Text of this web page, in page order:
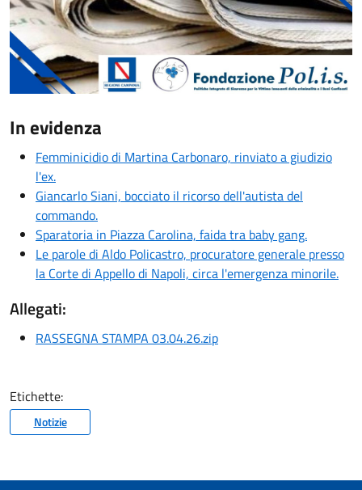
In evidenza
Femminicidio di Martina Carbonaro, rinviato a giudizio
l'ex.
Giancarlo Siani, bocciato il ricorso dell'autista del
commando.
Sparatoria in Piazza Carolina, faida tra baby gang.
Le parole di Aldo Policastro, procuratore generale presso
la Corte di Appello di Napoli, circa l'emergenza minorile.
Allegati:
RASSEGNA STAMPA 03.04.26.zip
Etichette:
Notizie